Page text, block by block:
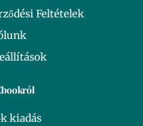
Feltételek
kiadás